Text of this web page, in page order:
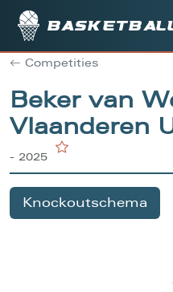
Competities
Beker van
Vlaanderen
- 2025
Knockoutschema